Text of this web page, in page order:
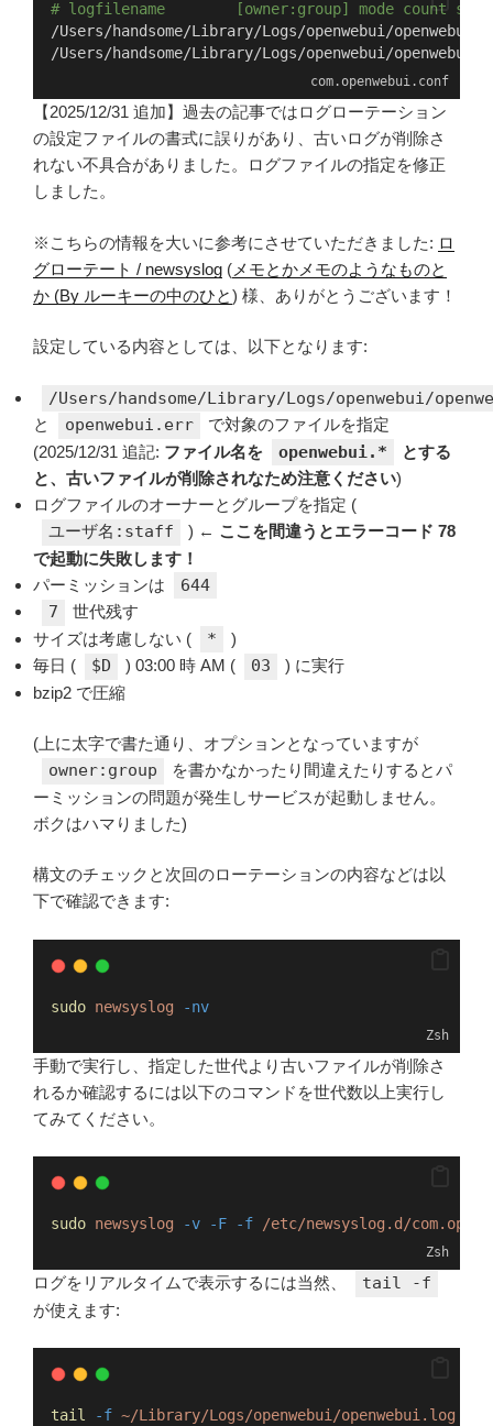
# logfilename        [owner:group] mode count
/Users/handsome/Library/Logs/openwebui/
/Users/handsome/Library/Logs/openwebui/
com.openwebui.conf
【2025/12/31 追加】過去の記事ではログローテーション
の設定ファイルの書式に誤りがあり、古いログが削除さ
れない不具合がありました。ログファイルの指定を修正
しました。
※こちらの情報を大いに参考にさせていただきました: ロ
グローテート / newsyslog ( メモとかメモのようなものと
か (By ルーキーの中のひと) 様、ありがとうございます！
設定している内容としては、以下となります:
/Users/handsome/Library/Logs/openwebui/
と openwebui.err
で対象のファイルを指定
(2025/12/31 追記: ファイル名を openwebui.*
とする
と、古いファイルが削除されなため注意ください)
ログファイルのオーナーとグループを指定 (
ユーザ名:staff ) ← ここを間違うとエラーコード 78
で起動に失敗します！
パーミッションは
644
7
世代残す
サイズは考慮しない (
*
)
毎日 (
$D ) 03:00 時 AM ( 03
) に実行
bzip2 で圧縮
(上に太字で書た通り、オプションとなっていますが
owner:group
を書かなかったり間違えたりするとパ
ーミッションの問題が発生しサービスが起動しません。
ボクはハマりました)
構文のチェックと次回のローテーションの内容などは以
下で確認できます:
sudo newsyslog -nv
Zsh
手動で実行し、指定した世代より古いファイルが削除さ
れるか確認するには以下のコマンドを世代数以上実行し
てみてください。
sudo newsyslog -v -F -f /etc/newsyslog.d/
Zsh
ログをリアルタイムで表示するには当然、 tail -f
が使えます:
tail -f ~/Library/Logs/openwebui/openwebui.log